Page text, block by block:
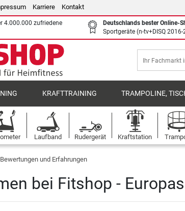
Karriere Kontakt
4.000.000 zufriedene
Deutschlands bester Online-
Sportgeräte (n-tv+DISQ
KRAFTTRAINING TRAMPOLINE,
Laufband Rudergerät Kraftstation
und Erfahrungen
bei Fitshop -